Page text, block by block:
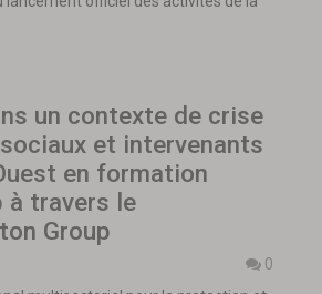
un contexte de crise
et intervenants
en formation
à travers le
Group
0